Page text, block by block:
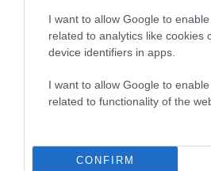
I want to allow Google to
related to analytics like cookies
device identifiers in apps.
I want to allow Google to
related to functionality of the
CONFIRM
Szerelem, költözés és egy kis